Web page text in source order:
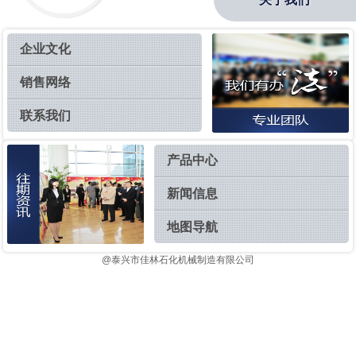
企业文化
销售网络
联系我们
产品中心
新闻信息
地图导航
@泰兴市佳林石化机械制造有限公司